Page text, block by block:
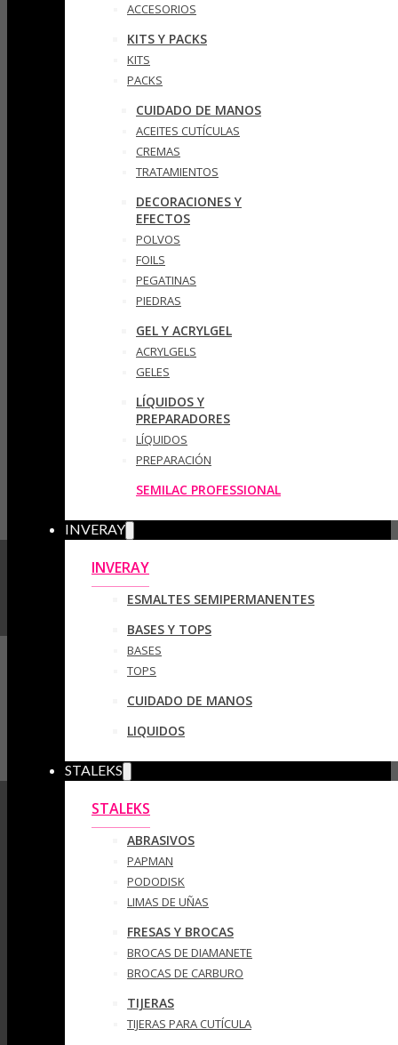
ACCESORIOS
KITS Y PACKS
KITS
PACKS
CUIDADO DE MANOS
ACEITES CUTÍCULAS
CREMAS
TRATAMIENTOS
DECORACIONES Y
EFECTOS
POLVOS
FOILS
PEGATINAS
PIEDRAS
GEL Y ACRYLGEL
ACRYLGELS
GELES
LÍQUIDOS Y
PREPARADORES
LÍQUIDOS
PREPARACIÓN
SEMILAC PROFESSIONAL
INVERAY
INVERAY
ESMALTES SEMIPERMANENTES
BASES Y TOPS
BASES
TOPS
CUIDADO DE MANOS
LIQUIDOS
STALEKS
STALEKS
ABRASIVOS
PAPMAN
PODODISK
LIMAS DE UÑAS
FRESAS Y BROCAS
BROCAS DE DIAMANETE
BROCAS DE CARBURO
TIJERAS
TIJERAS PARA CUTÍCULA